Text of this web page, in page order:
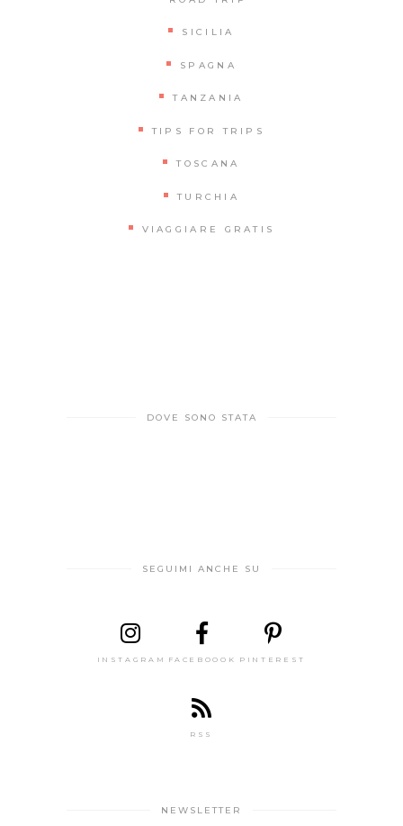
SICILIA
SPAGNA
TANZANIA
TIPS FOR TRIPS
TOSCANA
TURCHIA
VIAGGIARE GRATIS
DOVE SONO STATA
SEGUIMI ANCHE SU
INSTAGRAM FACEBOOOK PINTEREST
RSS
NEWSLETTER